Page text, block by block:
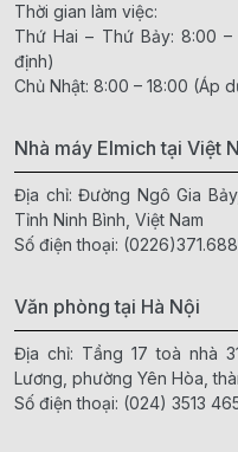
Thời gian làm việc:
Thứ Hai – Thứ Bảy: 8:00
định)
Chủ Nhật: 8:00 – 18:00 (Áp
Nhà máy Elmich tại Việt
Địa chỉ: Đường Ngô Gia
Tỉnh Ninh Bình, Việt Nam
Số điện thoại:
Văn phòng tại Hà Nội
Địa chỉ: Tầng 17 toà nhà
Lương, phường Yên Hòa,
Số điện thoại: (024) 3513